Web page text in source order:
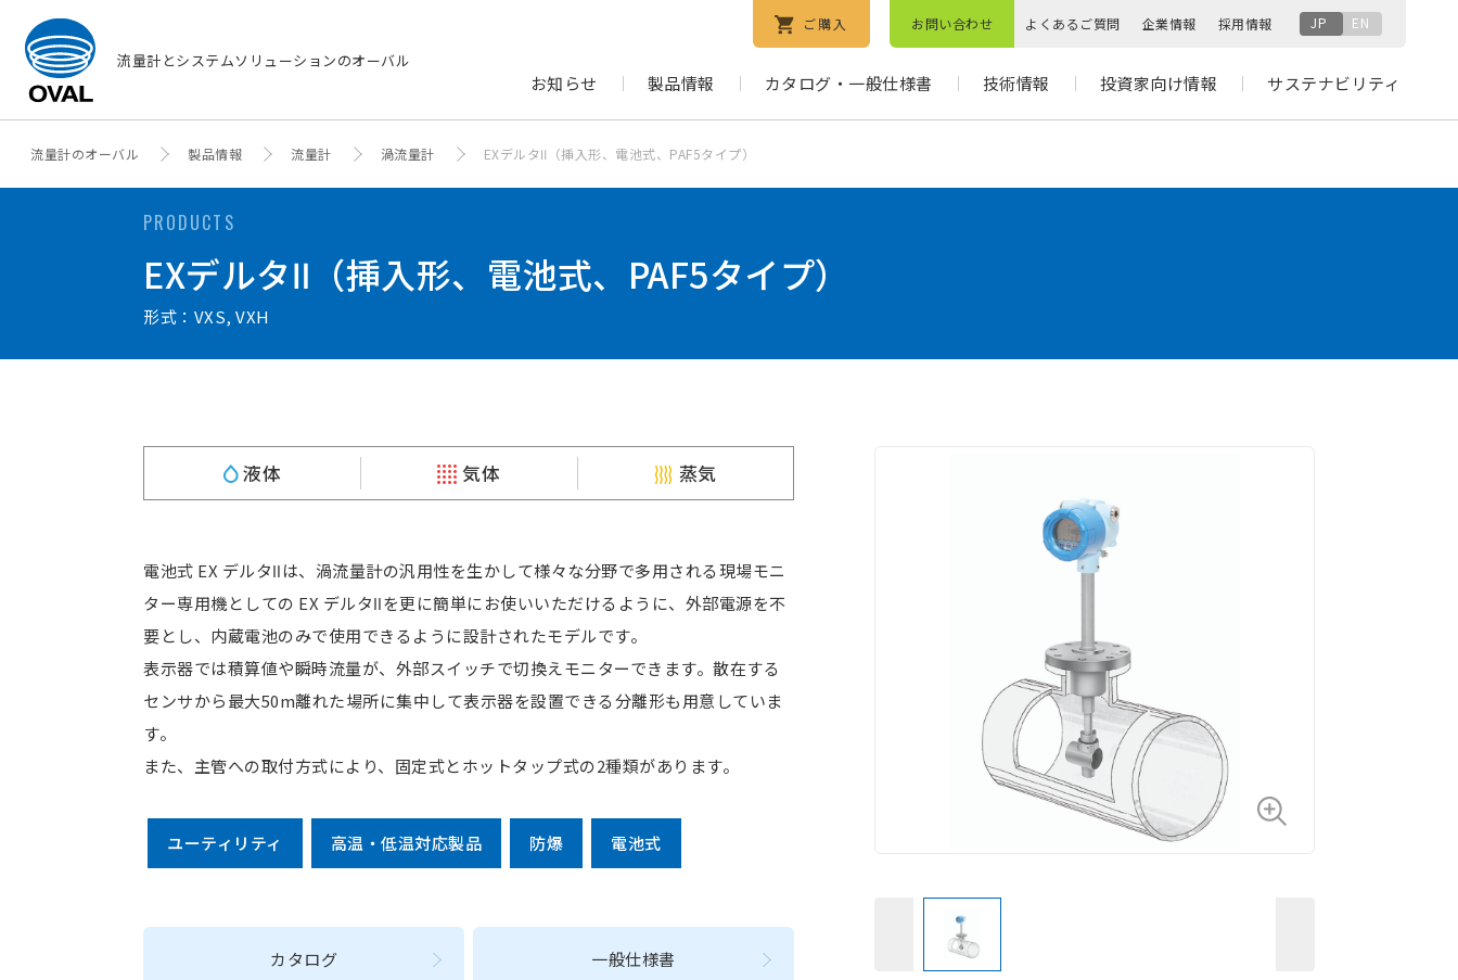
流量計とシステムソリューションのオーバル
ご購入 お問い合わせ よくあるご質問 企業情報 採用情報 JP EN
お知らせ 製品情報 カタログ・一般仕様書 技術情報 投資家向け情報 サステナビリティ
流量計のオーバル 製品情報 流量計 渦流量計 EXデルタⅡ（挿入形、電池式、PAF5タイプ）
PRODUCTS
EXデルタⅡ（挿入形、電池式、PAF5タイプ）
形式：VXS, VXH
液体 気体 蒸気
電池式 EX デルタⅡは、渦流量計の汎用性を生かして様々な分野で多用される現場モニ
ター専用機としての EX デルタⅡを更に簡単にお使いいただけるように、外部電源を不
要とし、内蔵電池のみで使用できるように設計されたモデルです。
表示器では積算値や瞬時流量が、外部スイッチで切換えモニターできます。散在する
センサから最大50m離れた場所に集中して表示器を設置できる分離形も用意していま
す。
また、主管への取付方式により、固定式とホットタップ式の2種類があります。
ユーティリティ 高温・低温対応製品 防爆 電池式
カタログ 一般仕様書